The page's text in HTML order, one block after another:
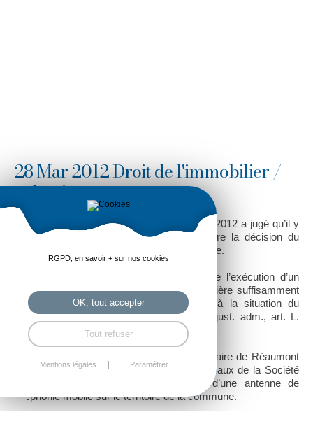
28 Mar 2012 Droit de l'immobilier /
urbanisme
Une décision du Conseil d’Etat du 02 mars 2012 a jugé qu’il y
a urgence, au sens du référé, à suspendre la décision du
maire s’opposant à l’installation d’une antenne.
Le référé-suspension permet de suspendre l’exécution d’un
acte administratif qui porte atteinte, de manière suffisamment
grave et immédiate, à un intérêt public, à la situation du
requérant ou aux intérêts qu’il défend (C. just. adm., art. L.
521-1).
Était en cause la décision par laquelle le maire de Réaumont
s’opposait à la déclaration préalable de travaux de la Société
Orange France en vue de l’édification d’une antenne de
téléphonie mobile sur le territoire de la commune.
RGPD, en savoir + sur nos cookies
OK, tout accepter
Tout refuser
Mentions légales Paramétrer